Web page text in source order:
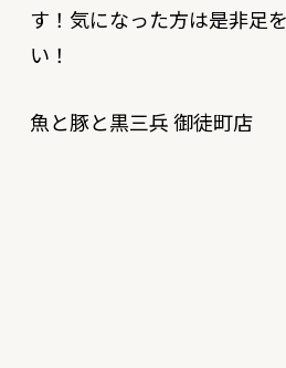
す！気になった方は是非足
い！
魚と豚と黒三兵 御徒町店